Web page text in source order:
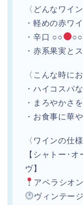
〈どんなワイン
・軽めの赤ワ
・辛口 ○○
・赤系果実と
〈こんな時に
・ハイコスパ
・まろやかさ
・お食事に華
〈ワインの仕様
【シャトー･
ヴ】
アペラシオ
ヴィンテー